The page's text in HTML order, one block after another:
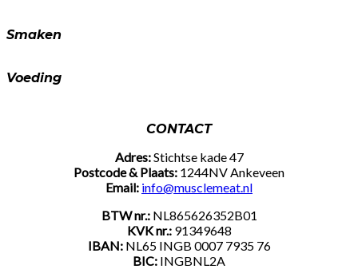
Smaken
Voeding
CONTACT
Adres:Stichtse kade 47
Postcode & Plaats: 1244NV Ankeveen
Email: info@musclemeat.nl
BTW nr.:NL865626352B01
KVK nr.:91349648
IBAN:NL65 INGB 0007 7935 76
BIC: INGBNL2A